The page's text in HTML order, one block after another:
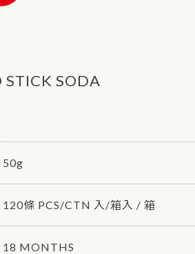
STICK SODA
50g
120條 PCS/CTN 入/箱入 / 箱
18 MONTHS